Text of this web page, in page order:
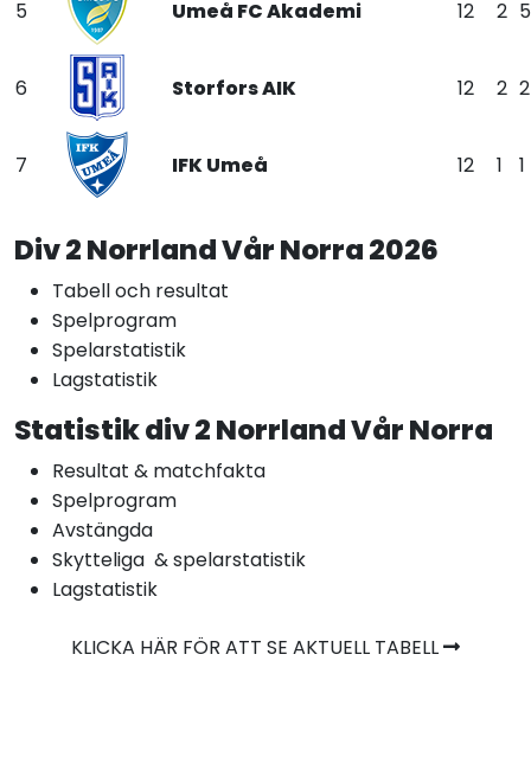
5 Umeå FC Akademi 12 2 5
6 Storfors AIK 12 2 2
7 IFK Umeå 12 1 1
Div 2 Norrland Vår Norra 2026
Tabell och resultat
Spelprogram
Spelarstatistik
Lagstatistik
Statistik div 2 Norrland Vår Norra
Resultat & matchfakta
Spelprogram
Avstängda
Skytteliga & spelarstatistik
Lagstatistik
KLICKA HÄR FÖR ATT SE AKTUELL TABELL